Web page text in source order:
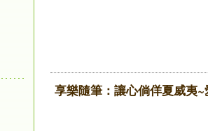
享樂隨筆：讓心倘佯夏威夷